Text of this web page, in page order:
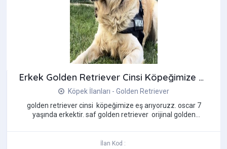
Erkek Golden Retriever Cinsi Köpeğimize Eş Arıyoruzz
Köpek İlanları - Golden Retriever
golden retriever cinsi köpeğimize eş arıyoruzz. oscar 7
yaşında erkektir. saf golden retriever orijinal golden
İlan Kod :